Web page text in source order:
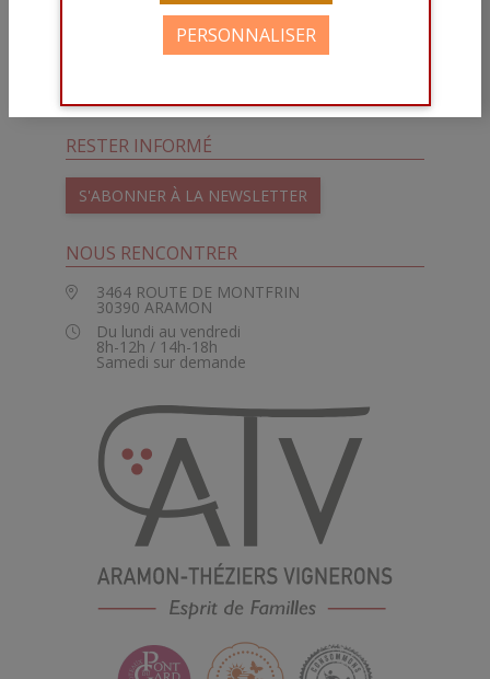
LINKEDIN
VIVINO
RESTER INFORMÉ
S'ABONNER À LA NEWSLETTER
NOUS RENCONTRER
3464 ROUTE DE MONTFRIN
30390 ARAMON
Du lundi au vendredi
8h-12h / 14h-18h
Samedi sur demande
JE N'AI PAS L'ÂGE LÉGAL
PERSONNALISER